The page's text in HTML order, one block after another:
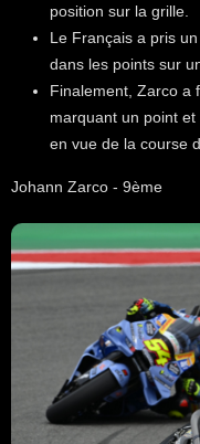
position sur la grille.
Le Français a pris
dans les points sur
Finalement, Zarco a
marquant un point
en vue de la course
Johann Zarco - 9ème